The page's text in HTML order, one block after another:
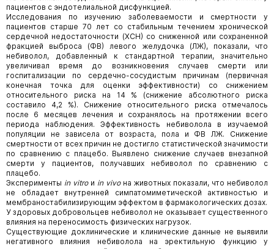
пациентов с эндотелиальной дисфункцией.
Исследования по изучению заболеваемости и смертности у
пациентов старше 70 лет со стабильным течением хронической
сердечной недостаточности (ХСН) со сниженной или сохраненной
фракцией выброса (ФВ) левого желудочка (ЛЖ), показали, что
небиволол, добавленный к стандартной терапии, значительно
увеличивал время до возникновения случаев смерти или
госпитализации по сердечно-сосудистым причинам (первичная
конечная точка для оценки эффективности) со снижением
относительного риска на 14 % (снижение абсолютного риска
составило 4,2 %). Снижение относительного риска отмечалось
после 6 месяцев лечения и сохранялось на протяжении всего
периода наблюдения. Эффективность небиволола в изучаемой
популяции не зависела от возраста, пола и ФВ ЛЖ. Снижение
смертности от всех причин не достигло статистической значимости
по сравнению с плацебо. Выявлено снижение случаев внезапной
смерти у пациентов, получавших небиволол по сравнению с
плацебо.
Эксперименты in vitroи in vivoна животных показали, что небиволол
не обладает внутренней симпатомиметической активностью и
мембраностабилизирующим эффектом в фармакологических дозах.
У здоровых добровольцев небиволол не оказывает существенного
влияния на переносимость физических нагрузок.
Существующие доклинические и клинические данные не выявили
негативного влияния небиволола на эректильную функцию у